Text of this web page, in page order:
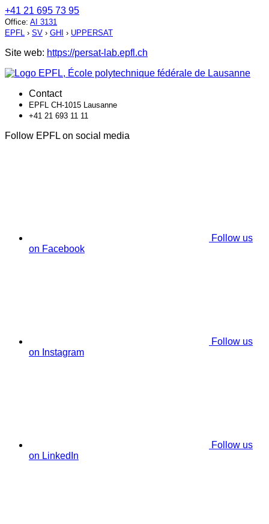
+41 21 695 73 95
Office: AI 3131
EPFL › SV › GHI › UPPERSAT
Site web: https://persat-lab.epfl.ch
Contact
EPFL CH-1015 Lausanne
+41 21 693 11 11
Follow EPFL on social media
Follow us
on Facebook
Follow us
on Instagram
Follow us
on LinkedIn